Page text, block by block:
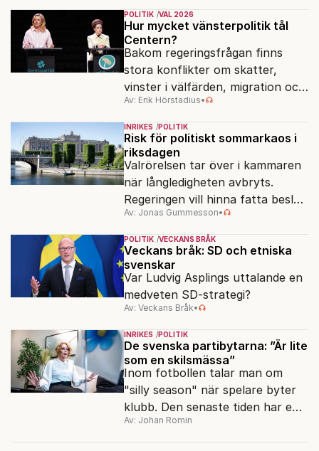
dåligt.
POLITIK VAL 2026
Hur mycket vänsterpolitik tål
Centern?
Bakom regeringsfrågan finns
stora konflikter om skatter,
vinster i välfärden, migration och
energi. Avståndet mellan C och
de rödgröna partierna är
fortfarande stort.
Av: Erik Hörstadius•
INRIKES POLITIK
Risk för politiskt sommarkaos i
riksdagen
Valrörelsen tar över i kammaren
när långledigheten avbryts.
Regeringen vill hinna fatta beslut
före valet – men oppositionen
ser sin chans att pressa
Tidösidan.
Av: Jonas Gummesson•
POLITIK VECKANS BRÅK
Veckans bråk: SD och etniska
svenskar
Var Ludvig Asplings uttalande en
medveten SD-strategi?
Av: Veckans Bråk•
INRIKES POLITIK
De svenska partibytarna: ”Är lite
som en skilsmässa”
Inom fotbollen talar man om
"silly season" när spelare byter
klubb. Den senaste tiden har en
rad svenska politiker bytt parti –
Av: Johan Romin